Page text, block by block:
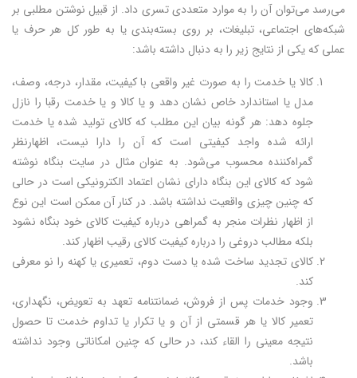
می‌رسد می‌توان آن را به موارد متعددی تسری داد. از قبیل نوشتن مطلبی بر
شبکه‌های اجتماعی، تبلیغات، بر روی بسته‌بندی یا به طور کل هر حرف یا
عملی که یکی از نتایج زیر را به دنبال داشته باشد:
کالا یا خدمت را به صورت غیر واقعی با کیفیت، مقدار، درجه، وصف،
مدل یا استاندارد خاص نشان دهد و یا کالا و یا خدمت رقبا را نازل
جلوه دهد: هر گونه بیان این مطلب که کالای تولید شده یا خدمت
ارائه شده واجد کیفیتی است که آن را دارا نیست، اظهارنظر
گمراه‌کننده محسوب می‌شود. به عنوان مثال در سایت بنگاه نوشته
شود که کالای این بنگاه دارای نشان اعتماد الکترونیکی است در حالی
که چنین چیزی واقعیت نداشته باشد. در کنار آن ممکن است این نوع
از اظهار نظرات منجر به گمراهی درباره کیفیت کالای خود بنگاه نشود
بلکه مطالب دروغی را درباره کیفیت کالای رقیب اظهار کند.
کالای تجدید ساخت شده یا دست دوم، تعمیری یا کهنه را نو معرفی
کند.
وجود خدمات پس از فروش، ضمانتنامه تعهد به تعویض، نگهداری،
تعمیر کالا یا هر قسمتی از آن و یا تکرار یا تداوم خدمت تا حصول
نتیجه معینی را القاء کند، در حالی که چنین امکاناتی وجود نداشته
باشد.